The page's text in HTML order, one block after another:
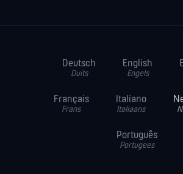
Deutsch
Duits
English
Engels
Français
Frans
Italiano
Italiaans
Português
Portugees